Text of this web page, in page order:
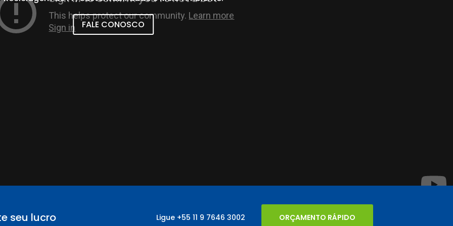
FALE CONOSCO
seu lucro Ligue +55 11 9 7646 3002 ORÇAMENTO RÁPIDO